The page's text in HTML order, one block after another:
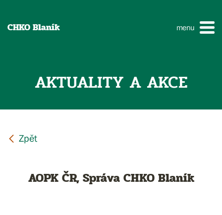
CHKO Blaník menu
AKTUALITY A AKCE
AOPK ČR, Správa CHKO Blaník